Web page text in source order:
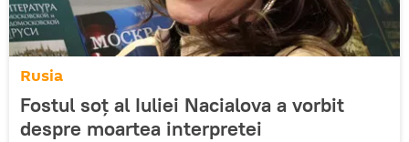
Rusia
Fostul soț al Iuliei Nacialova a vorbit
despre moartea interpretei